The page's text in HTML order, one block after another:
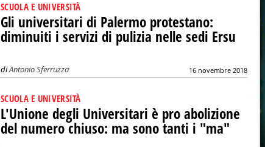
SCUOLA E UNIVERSITÀ
Gli universitari di Palermo protestano:
diminuiti i servizi di pulizia nelle sedi Ersu
diAntonio Sferruzza 16 novembre 2018
SCUOLA E UNIVERSITÀ
L'Unione degli Universitari è pro abolizione
del numero chiuso: ma sono tanti i "ma"